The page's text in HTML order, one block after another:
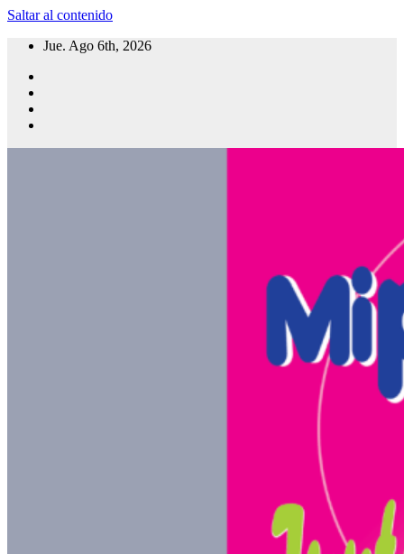
Saltar al contenido
Jue. Ago 6th, 2026